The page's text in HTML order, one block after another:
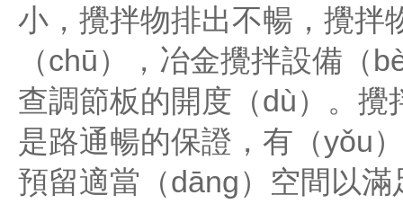
小，攪拌物排出不暢，攪拌
（chū），冶金攪拌設備（
查調節板的開度（dù）。
是路通暢的保證，有（yǒu
預留適當（dāng）空間以